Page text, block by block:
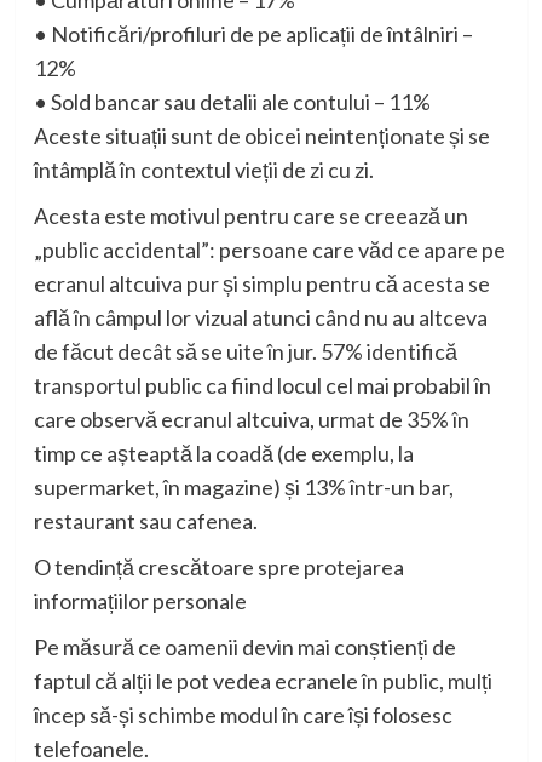
• Notificări/profiluri de pe aplicații de întâlniri –
12%
• Sold bancar sau detalii ale contului – 11%
Aceste situații sunt de obicei neintenționate și se
întâmplă în contextul vieții de zi cu zi.
Acesta este motivul pentru care se creează un
„public accidental”: persoane care văd ce apare pe
ecranul altcuiva pur și simplu pentru că acesta se
află în câmpul lor vizual atunci când nu au altceva
de făcut decât să se uite în jur. 57% identifică
transportul public ca fiind locul cel mai probabil în
care observă ecranul altcuiva, urmat de 35% în
timp ce așteaptă la coadă (de exemplu, la
supermarket, în magazine) și 13% într-un bar,
restaurant sau cafenea.
O tendință crescătoare spre protejarea
informațiilor personale
Pe măsură ce oamenii devin mai conștienți de
faptul că alții le pot vedea ecranele în public, mulți
încep să-și schimbe modul în care își folosesc
telefoanele.